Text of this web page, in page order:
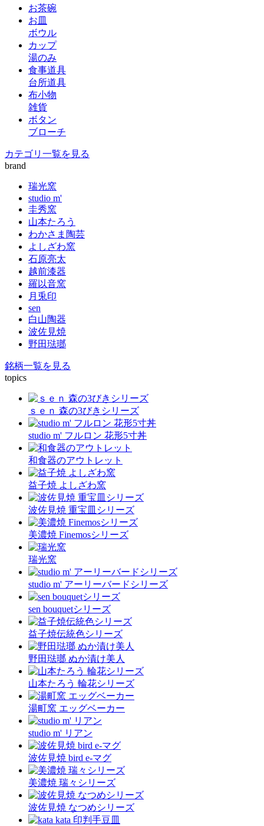
お茶碗
お皿
ボウル
カップ
湯のみ
食事道具
台所道具
布小物
雑貨
ボタン
ブローチ
カテゴリ一覧を見る
brand
瑞光窯
studio m'
圭秀窯
山本たろう
わかさま陶芸
よしざわ窯
石原亮太
越前漆器
羅以音窯
月兎印
sen
白山陶器
波佐見焼
野田琺瑯
銘柄一覧を見る
topics
ｓｅｎ 森の3びきシリーズ
studio m' フルロン 花形5寸丼
和食器のアウトレット
益子焼 よしざわ窯
波佐見焼 重宝皿シリーズ
美濃焼 Finemosシリーズ
瑞光窯
studio m' アーリーバードシリーズ
sen bouquetシリーズ
益子焼伝統色シリーズ
野田琺瑯 ぬか漬け美人
山本たろう 輪花シリーズ
湯町窯 エッグベーカー
studio m' リアン
波佐見焼 bird e-マグ
美濃焼 瑞々シリーズ
波佐見焼 なつめシリーズ